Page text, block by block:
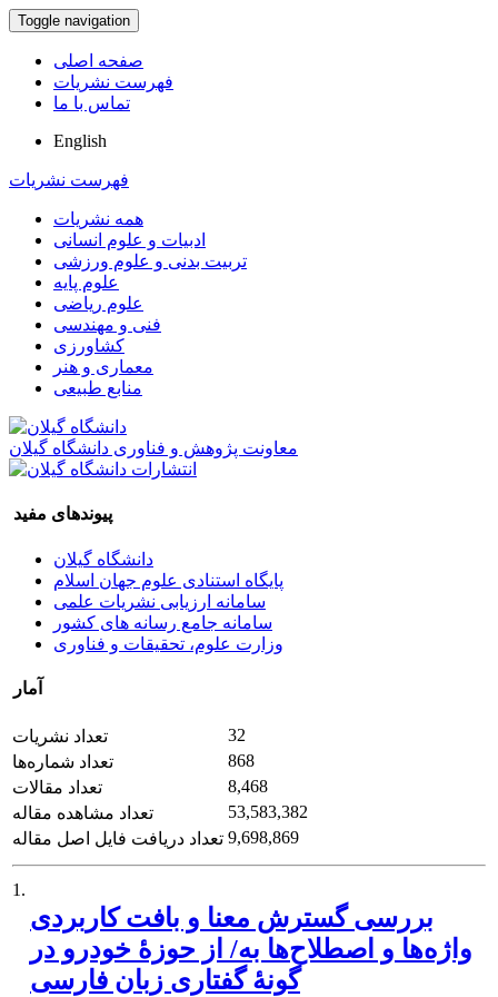
Toggle navigation
صفحه اصلی
فهرست نشریات
تماس با ما
English
فهرست نشریات
همه نشریات
ادبیات و علوم انسانی
تربیت بدنی و علوم ورزشی
علوم پایه
علوم ریاضی
فنی و مهندسی
کشاورزی
معماری و هنر
منابع طبیعی
معاونت پژوهش و فناوری دانشگاه گیلان
پیوندهای مفید
دانشگاه گیلان
پایگاه استنادی علوم جهان اسلام
سامانه ارزیابی نشریات علمی
سامانه جامع رسانه های کشور
وزارت علوم، تحقیقات و فناوری
آمار
تعداد نشریات
32
تعداد شماره‌ها
868
تعداد مقالات
8,468
تعداد مشاهده مقاله
53,583,382
تعداد دریافت فایل اصل مقاله 9,698,869
1.
بررسی گسترش معنا و بافت کاربردی
واژه‌ها و اصطلاح‌ها به/ از حوزۀ خودرو در
گونۀ گفتاری زبان فارسی